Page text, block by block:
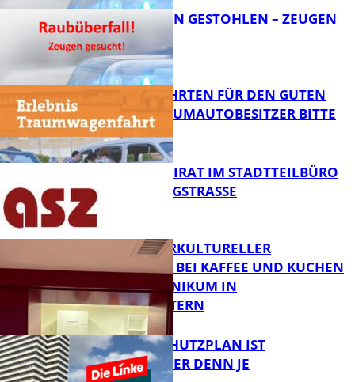
FB News
TEURE KETTEN GESTOHLEN – ZEUGEN
GESUCHT!
FB News
SPENDENFAHRTEN FÜR DEN GUTEN
ZWECK – TRAUMAUTOBESITZER BITTE
MELDEN!
FB News
SENIORENBEIRAT IM STADTTEILBÜRO
IN DER KÖNIGSTRASSE
FB Gesundheit
NEUER INTERKULTURELLER
TREFFPUNKT BEI KAFFEE UND KUCHEN
IM PFALZKLINIKUM IN
KAISERSLAUTERN
EIN HITZESCHUTZPLAN IST
NOTWENDIGER DENN JE